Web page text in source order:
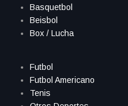
Basquetbol
Beisbol
Box / Lucha
Futbol
Futbol Americano
Tenis